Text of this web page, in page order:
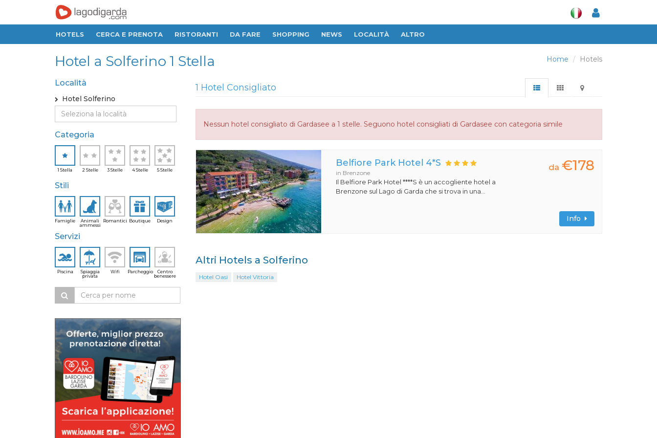
HOTELS CERCA E PRENOTA RISTORANTI DA FARE SHOPPING NEWS LOCALITÀ ALTRO
Home Hotels
Hotel a Solferino 1 Stella
Località
Hotel Solferino
Categoria
1 Stella 2 Stelle 3 Stelle 4 Stelle 5 Stelle
Stili
Famiglie
Animali
ammessi
Romantici Boutique Design
Servizi
Piscina
Spiaggia
privata
Wifi Parcheggio
Centro
benessere
1 Hotel Consigliato
Nessun hotel consigliato di Gardasee a 1 stelle. Seguono hotel consigliati di Gardasee con categoria simile
Belfiore Park Hotel 4*S
in Brenzone
Il Belfiore Park Hotel ****S è un accogliente hotel a
Brenzone sul Lago di Garda che si trova in una...
da €178
Info
Altri Hotels a Solferino
Hotel Oasi Hotel Vittoria